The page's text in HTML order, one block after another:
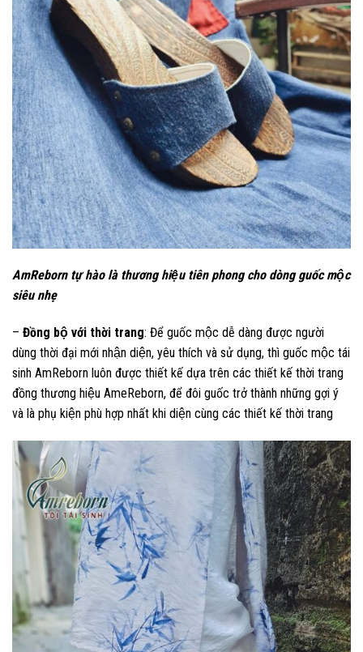
AmReborn tự hào là thương hiệu tiên phong cho dòng guốc mộc
siêu nhẹ
– Đồng bộ với thời trang: Để guốc mộc dễ dàng được người
dùng thời đại mới nhận diện, yêu thích và sử dụng, thì guốc mộc tái
sinh AmReborn luôn được thiết kế dựa trên các thiết kế thời trang
đồng thương hiệu AmeReborn, để đôi guốc trở thành những gợi ý
và là phụ kiện phù hợp nhất khi diện cùng các thiết kế thời trang